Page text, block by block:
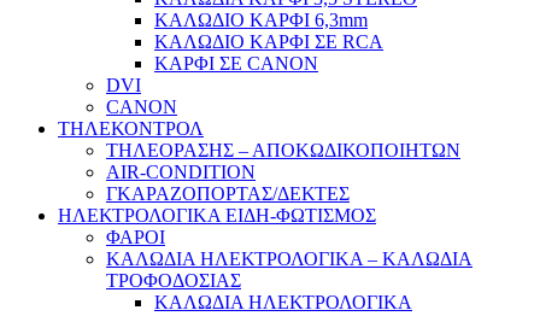
ΚΑΛΩΔΙΟ ΚΑΡΦΙ 6,3mm
ΚΑΛΩΔΙΟ ΚΑΡΦΙ ΣΕ RCA
ΚΑΡΦΙ ΣΕ CANON
DVI
CANON
ΤΗΛΕΚΟΝΤΡΟΛ
ΤΗΛΕΟΡΑΣΗΣ – ΑΠΟΚΩΔΙΚΟΠΟΙΗΤΩΝ
AIR-CONDITION
ΓΚΑΡΑΖΟΠΟΡΤΑΣ/ΔΕΚΤΕΣ
ΗΛΕΚΤΡΟΛΟΓΙΚΑ ΕΙΔΗ-ΦΩΤΙΣΜΟΣ
ΦΑΡΟΙ
ΚΑΛΩΔΙΑ ΗΛΕΚΤΡΟΛΟΓΙΚΑ – ΚΑΛΩΔΙΑ
ΤΡΟΦΟΔΟΣΙΑΣ
ΚΑΛΩΔΙΑ ΗΛΕΚΤΡΟΛΟΓΙΚΑ